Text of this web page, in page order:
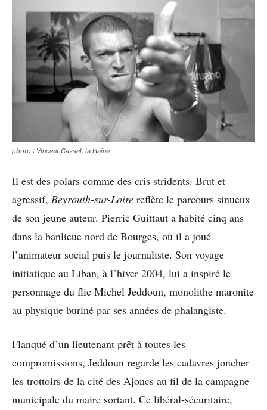
photo : Vincent Cassel, la Haine
Il est des polars comme des cris stridents. Brut et
agressif, Beyrouth-sur-Loire reflète le parcours sinueux
de son jeune auteur. Pierric Guittaut a habité cinq ans
dans la banlieue nord de Bourges, où il a joué
l’animateur social puis le journaliste. Son voyage
initiatique au Liban, à l’hiver 2004, lui a inspiré le
personnage du flic Michel Jeddoun, monolithe maronite
au physique buriné par ses années de phalangiste.
Flanqué d’un lieutenant prêt à toutes les
compromissions, Jeddoun regarde les cadavres joncher
les trottoirs de la cité des Ajoncs au fil de la campagne
municipale du maire sortant. Ce libéral-sécuritaire,